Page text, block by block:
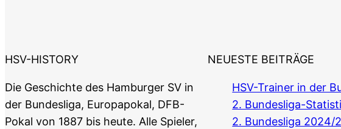
HSV-HISTORY
Die Geschichte des Hamburger SV in
der Bundesliga, Europapokal, DFB-
Pokal von 1887 bis heute. Alle Spieler,
NEUESTE BEITRÄGE
HSV-Trainer in der
2. Bundesliga-
2. Bundesliga 2024/